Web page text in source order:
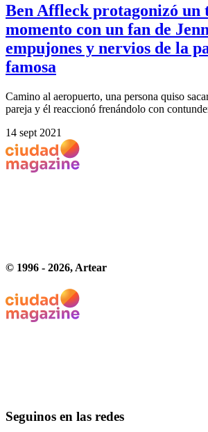
Ben Affleck protagonizó un
momento con un fan de
empujones y nervios de la
famosa
Camino al aeropuerto, una persona quiso
pareja y él reaccionó frenándolo con
14 sept 2021
© 1996 - 2026, Artear
Seguinos en las redes